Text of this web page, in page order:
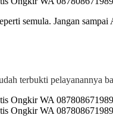
semula. Jangan
terbukti pelayanannya